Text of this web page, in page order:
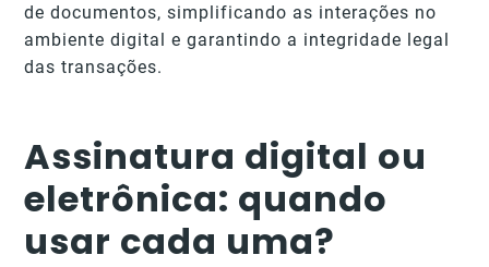
de documentos, simplificando as interações no
ambiente digital e garantindo a integridade legal
das transações.
Assinatura digital ou
eletrônica: quando
usar cada uma?